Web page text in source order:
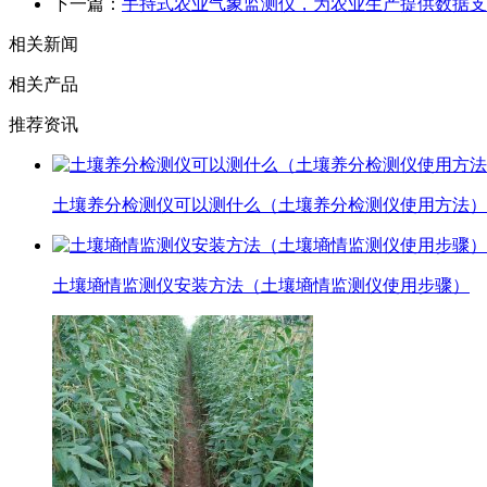
相关新闻
相关产品
推荐资讯
土壤养分检测仪可以测什么（土壤养分检测仪使用方法）
土壤墒情监测仪安装方法（土壤墒情监测仪使用步骤）